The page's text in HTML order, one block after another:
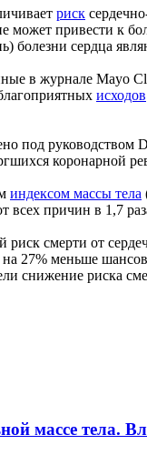
риск
привести к
болезни сердца
в журнале Mayo
исходов
под
коронарной
индексом массы тела
всех причин в 1,7
риск смерти от
27% меньше
снижение риска
массе тела.